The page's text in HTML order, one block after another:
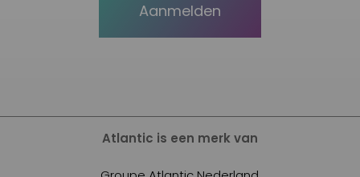
Aanmelden
Atlantic is een merk van